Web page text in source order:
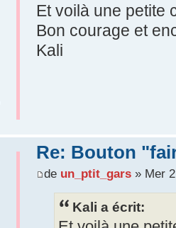
Et voilà une petite
Bon courage et
Kali
Re: Bouton
de un_ptit_gars» Mer 2
Kali a écrit: